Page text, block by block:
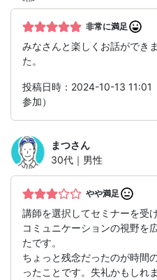
非常に満足
みなさんと楽しくお話ができ
た。
投稿日時：2024-10-13 11:01
参加）
まつさん
30代｜男性
やや満足
講師を選択してセミナーを受
コミュニケーションの視野を
たです。
ちょっと残念だったのが時間
ったことです。失礼かもしれ